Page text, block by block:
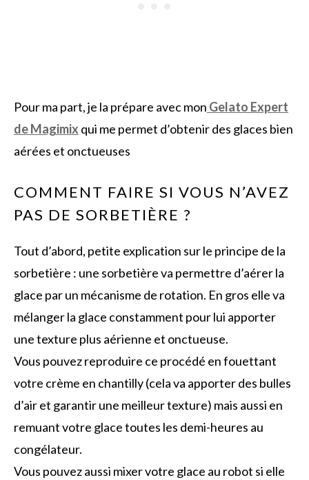
Pour ma part, je la prépare avec mon Gelato Expert
de Magimixqui me permet d’obtenir des glaces bien
aérées et onctueuses
COMMENT FAIRE SI VOUS N’AVEZ
PAS DE SORBETIÈRE ?
Tout d’abord, petite explication sur le principe de la
sorbetière : une sorbetière va permettre d’aérer la
glace par un mécanisme de rotation. En gros elle va
mélanger la glace constamment pour lui apporter
une texture plus aérienne et onctueuse.
Vous pouvez reproduire ce procédé en fouettant
votre crème en chantilly (cela va apporter des bulles
d’air et garantir une meilleur texture) mais aussi en
remuant votre glace toutes les demi-heures au
congélateur.
Vous pouvez aussi mixer votre glace au robot si elle